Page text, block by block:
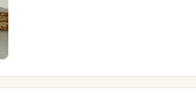
plass eller komme
Kjølihytta.
du betale med betalingsappen